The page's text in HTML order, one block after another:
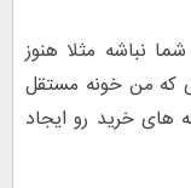
نباشه مثلا هنوز
که من خونه مستقل
های خرید رو ایجاد